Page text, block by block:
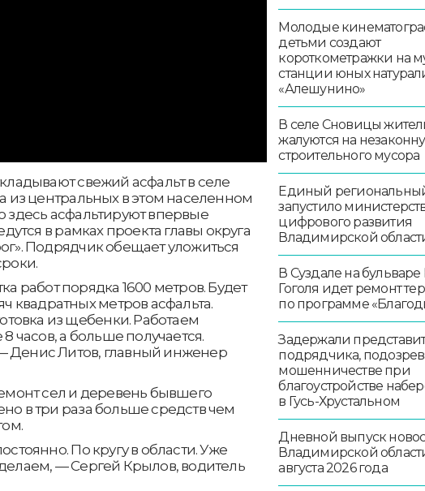
свежий асфальт в селе
из центральных в этом населенном
здесь асфальтируют впервые
в рамках проекта главы округа
Подрядчик обещает уложиться
работ порядка 1600 метров. Будет
квадратных метров асфальта.
из щебенки. Работаем
часов, а больше получается.
— Денис Литов, главный инженер
сел и деревень бывшего
в три раза больше средств чем
По кругу в области. Уже
— Сергей Крылов, водитель
Молодые
детьми создают
короткометражки на
станции юных
«Алешунино»
В селе Сновицы
жалуются на
строительного мусора
Единый
запустило
цифрового развития
Владимирской
В Суздале на
Гоголя идет ремонт
по программе
Задержали
подрядчика,
мошенничестве при
благоустройстве
в Гусь-Хрустальном
Дневной выпуск
Владимирской
августа 2026 года